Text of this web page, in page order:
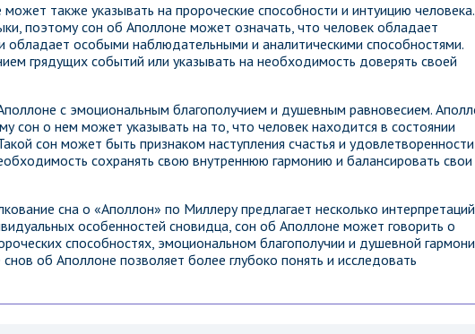
также указывать на пророческие способности и интуицию человека.
поэтому сон об Аполлоне может означать, что человек обладает
особыми наблюдательными и аналитическими способностями.
грядущих событий или указывать на необходимость доверять своей
с эмоциональным благополучием и душевным равновесием.
сон о нем может указывать на то, что человек находится в состоянии
сон может быть признаком наступления счастья и
сохранять свою внутреннюю гармонию и балансировать свои
сна о «Аполлон» по Миллеру предлагает несколько
особенностей сновидца, сон об Аполлоне может говорить о
способностях, эмоциональном благополучии и душевной
об Аполлоне позволяет более глубоко понять и исследовать